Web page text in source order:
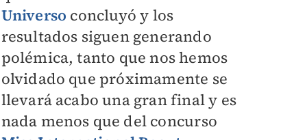
Universo concluyó y los
resultados siguen generando
polémica, tanto que nos hemos
olvidado que próximamente se
llevará acabo una gran final y es
nada menos que del concurso